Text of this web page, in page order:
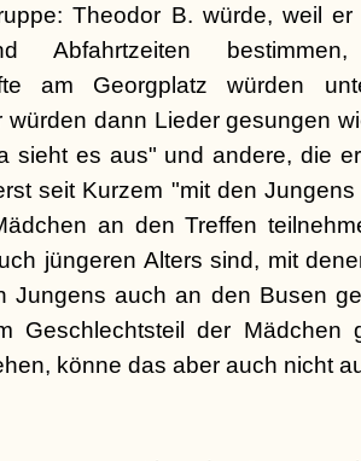
Theodor B. würde, weil
Abfahrtzeiten
am Georgplatz würden
würden dann Lieder gesungen
sieht es aus" und andere, die
seit Kurzem "mit den
an den Treffen
jüngeren Alters sind, mit
Jungens auch an den Busen
Geschlechtsteil der Mädchen
könne das aber auch nicht